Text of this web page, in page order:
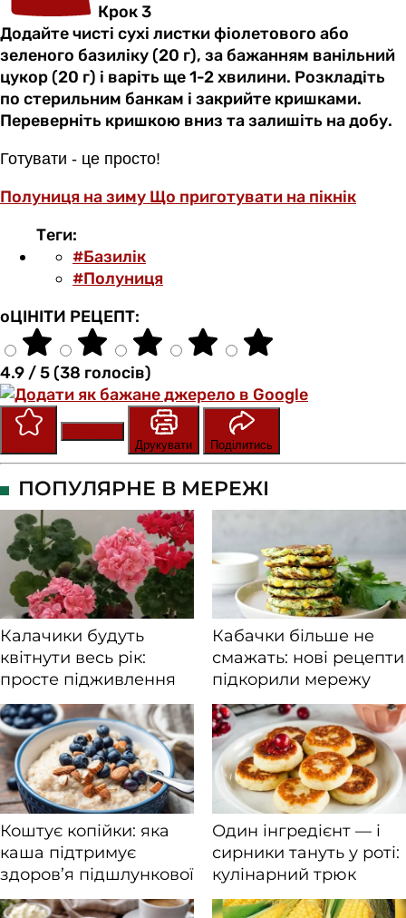
Крок 3
Додайте чисті сухі листки фіолетового або
зеленого базиліку (20 г), за бажанням ванільний
цукор (20 г) і варіть ще 1-2 хвилини. Розкладіть
по стерильним банкам і закрийте кришками.
Переверніть кришкою вниз та залишіть на добу.
Готувати - це просто!
Полуниця на зиму Що приготувати на пікнік
Теги:
#Базилік
#Полуниця
оЦІНІТИ РЕЦЕПТ:
4.9 / 5 (38 голосів)
Друкувати
Поділитись